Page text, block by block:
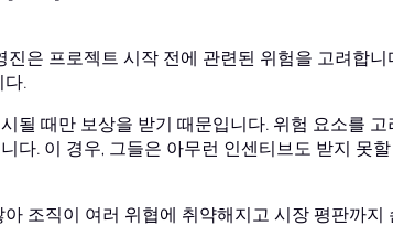
은 프로젝트 시작 전에 관련된 위험을 고려합니
다.
될 때만 보상을 받기 때문입니다. 위험 요소를 고
다. 이 경우, 그들은 아무런 인센티브도 받지 못할
조직이 여러 위협에 취약해지고 시장 평판까지